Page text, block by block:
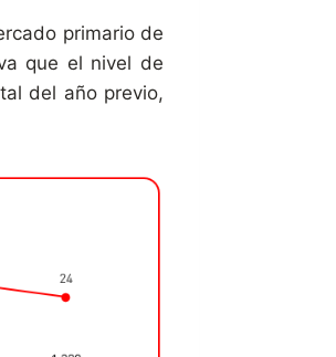
primario de
que el nivel de
del año previo,